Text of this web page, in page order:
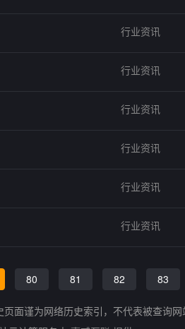
行业资讯
行业资讯
行业资讯
行业资讯
行业资讯
行业资讯
80 81 82 83
面谨为网络历史索引，不代表被查询网